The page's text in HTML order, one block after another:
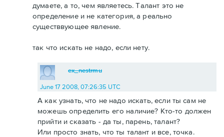
думаете, а то, чем являетесь. Талант это не
определение и не категория, а реально
существвующее явление.
так что искать не надо, если нету.
ex_nestrmu
June 17 2008, 07:26:35 UTC
А как узнать, что не надо искать, если ты сам не
можешь определить его наличие? Кто-то должен
прийти и сказать - да ты, парень, талант?
Или просто знать, что ты талант и все, точка.